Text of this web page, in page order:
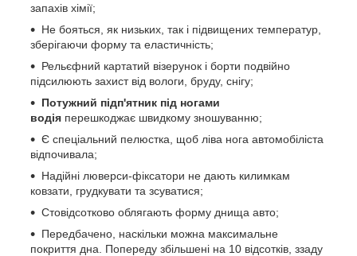
запахів хімії;
Не бояться, як низьких, так і підвищених температур,
зберігаючи форму та еластичність;
Рельєфний картатий візерунок і борти подвійно
підсилюють захист від вологи, бруду, снігу;
Потужний підп'ятник під ногами
водія перешкоджає швидкому зношуванню;
Є спеціальний пелюстка, щоб ліва нога автомобіліста
відпочивала;
Надійні люверси-фіксатори не дають килимкам
ковзати, грудкувати та зсуватися;
Стовідсотково облягають форму днища авто;
Передбачено, наскільки можна максимальне
покриття дна. Попереду збільшені на 10 відсотків, ззаду